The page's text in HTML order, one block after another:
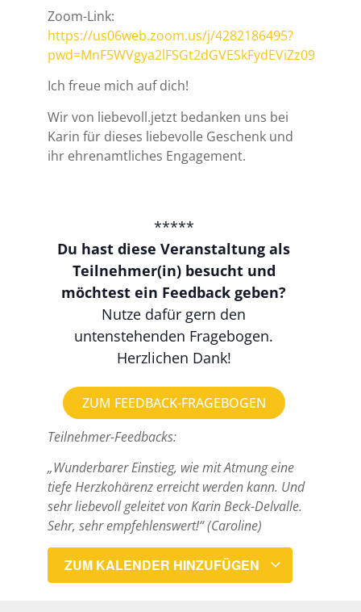
Zoom-Link:
https://us06web.zoom.us/j/4282186495?
pwd=MnF5WVgya2lFSGt2dGVESkFydEViZz09
Ich freue mich auf dich!
Wir von liebevoll.jetzt bedanken uns bei
Karin für dieses liebevolle Geschenk und
ihr ehrenamtliches Engagement.
*****
Du hast diese Veranstaltung als
Teilnehmer(in) besucht und
möchtest ein Feedback geben?
Nutze dafür gern den
untenstehenden Fragebogen.
Herzlichen Dank!
ZUM FEEDBACK-FRAGEBOGEN
Teilnehmer-Feedbacks:
„Wunderbarer Einstieg, wie mit Atmung eine
tiefe Herzkohärenz erreicht werden kann. Und
sehr liebevoll geleitet von Karin Beck-Delvalle.
Sehr, sehr empfehlenswert!“ (Caroline)
ZUM KALENDER HINZUFÜGEN